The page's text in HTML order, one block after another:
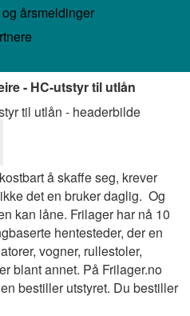
årsmeldinger
- HC-utstyr til utlån
å skaffe seg, krever
det en bruker daglig. Og
kan låne. Frilager har nå 10
hentesteder, der en
vogner, rullestoler,
blant annet. På Frilager.no
bestiller utstyret. Du bestiller